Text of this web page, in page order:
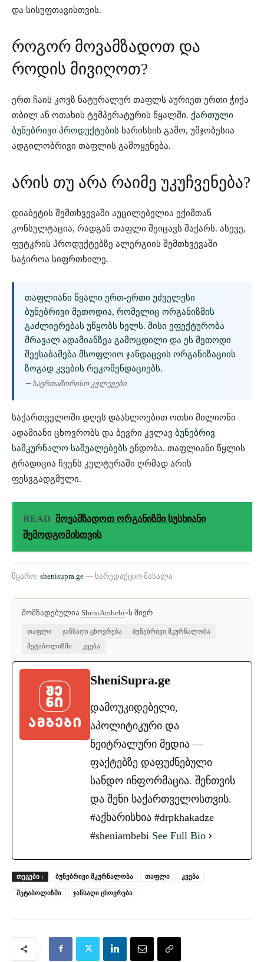
და სისუფთავისთვის.
როგორ მოვამზადოთ და
როდის მივიღოთ?
ერთ ჩაის კოვზ ნატურალურ თაფლს აურიეთ ერთი ჭიქა
თბილ ან ოთახის ტემპერატურის წყალში. ქართული
ბუნებრივი პროდუქტების ხარისხის გამო, უმჯობესია
ადგილობრივი თაფლის გამოყენება.
არის თუ არა რაიმე უკუჩვენება?
დიაბეტის შემთხვევაში აუცილებელია ექიმთან
კონსულტაცია, რადგან თაფლი შეიცავს შაქარს. ასევე,
ფუტკრის პროდუქტებზე ალერგიის შემთხვევაში
საჭიროა სიფრთხილე.
ᲗᲐᲤᲚᲘᲐᲜᲘ ᲬᲧᲐᲚᲘ ᲔᲠᲗ-ᲔᲠᲗᲘ ᲣᲫᲕᲔᲚᲔᲡᲘ
ᲑᲣᲜᲔᲑᲠᲘᲕᲘ ᲛᲔᲗᲝᲓᲘᲐ, ᲠᲝᲛᲔᲚᲘᲪ ᲝᲠᲒᲐᲜᲘᲖᲛᲘᲡ
ᲒᲐᲫᲚᲘᲔᲠᲔᲑᲐᲡ ᲣᲬᲧᲝᲑᲡ ᲮᲔᲚᲡ. ᲛᲘᲡᲘ ᲔᲤᲔᲥᲢᲣᲠᲝᲑᲐ
ᲛᲠᲐᲕᲐᲚ ᲐᲓᲐᲛᲘᲐᲜᲖᲔᲐ ᲒᲐᲛᲝᲪᲓᲘᲚᲘ ᲓᲐ ᲔᲡ ᲛᲔᲗᲝᲓᲘ
ᲨᲔᲔᲡᲐᲑᲐᲛᲔᲑᲐ ᲛᲡᲝᲤᲚᲘᲝ ᲯᲐᲜᲓᲐᲪᲕᲘᲡ ᲝᲠᲒᲐᲜᲘᲖᲐᲪᲘᲘᲡ
ᲖᲝᲒᲐᲓ ᲙᲕᲔᲑᲘᲡ ᲠᲔᲙᲝᲛᲔᲜᲓᲐᲪᲘᲔᲑᲡ.
— საერთაშორისო კვლევები
საქართველოში დღეს დაახლოებით ოთხი მილიონი
ადამიანი ცხოვრობს და ბევრი კვლავ ბუნებრივ
სამკურნალო საშუალებებს ენდობა. თაფლიანი წყლის
ტრადიცია ჩვენს კულტურაში ღრმად არის
ფესვგადგმული.
READ მოვამზადოთ ორგანიზმი სუსხიანი
შემოდგომისთვის
წყარო: shenisupra.ge — სარედაქციო მასალა
მომზადებულია SheniAmbebi-ს მიერ
თაფლი ჯანსაღი ცხოვრება
ბუნებრივი მკურნალობა
მეტაბოლიზმი
კვება
SheniSupra.ge
დამოუკიდებელი,
აპოლიტიკური და
ნეიტრალური მედია —
ფაქტებზე დაფუძნებული
სანდო ინფორმაცია. შენთვის
და შენი საქართველოსთვის.
#აქხარისხია #drpkhakadze
#sheniambebi See Full Bio
ᲗᲔᲒᲔᲑᲘ : ბუნებრივი მკურნალობა თაფლი კვება
მეტაბოლიზმი ჯანსაღი ცხოვრება